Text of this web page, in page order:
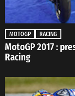
MOTOGP RACING
MotoGP 2017 :
Racing